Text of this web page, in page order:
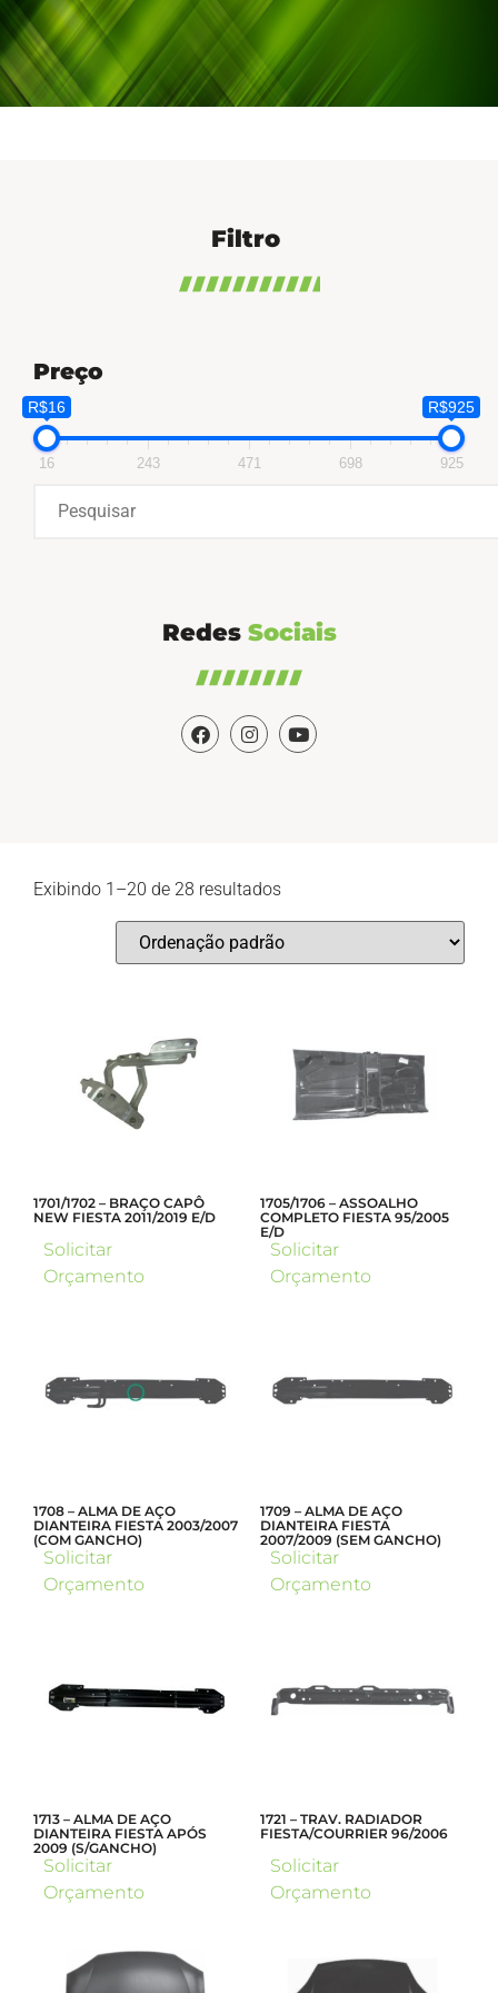
Filtro
Preço
R$16 R$925
16 243 471 698 925
Redes Sociais
Exibindo 1–20 de 28 resultados
1701/1702 – BRAÇO CAPÔ
NEW FIESTA 2011/2019 E/D
Solicitar
Orçamento
1705/1706 – ASSOALHO
COMPLETO FIESTA 95/2005
E/D
Solicitar
Orçamento
1708 – ALMA DE AÇO
DIANTEIRA FIESTA 2003/2007
(COM GANCHO)
Solicitar
Orçamento
1709 – ALMA DE AÇO
DIANTEIRA FIESTA
2007/2009 (SEM GANCHO)
Solicitar
Orçamento
1713 – ALMA DE AÇO
DIANTEIRA FIESTA APÓS
2009 (S/GANCHO)
Solicitar
Orçamento
1721 – TRAV. RADIADOR
FIESTA/COURRIER 96/2006
Solicitar
Orçamento